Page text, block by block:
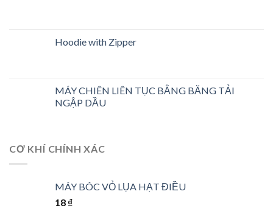
Hoodie with Zipper
MÁY CHIÊN LIÊN TỤC BẰNG BĂNG TẢI
NGẬP DẦU
CƠ KHÍ CHÍNH XÁC
MÁY BÓC VỎ LỤA HẠT ĐIỀU
18 ₫